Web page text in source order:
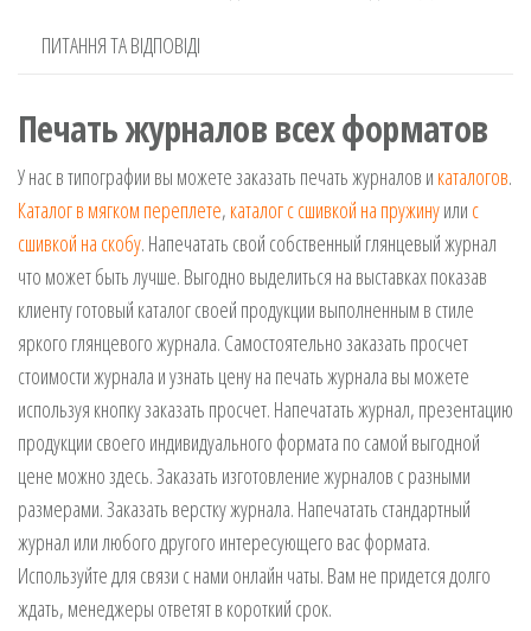
ПИТАННЯ ТА ВІДПОВІДІ
Печать журналов всех форматов
У нас в типографии вы можете заказать печать журналов и каталогов.
Каталог в мягком переплете, каталог с сшивкой на пружинуили с
сшивкой на скобу. Напечатать свой собственный глянцевый журнал
что может быть лучше. Выгодно выделиться на выставках показав
клиенту готовый каталог своей продукции выполненным в стиле
яркого глянцевого журнала. Самостоятельно заказать просчет
стоимости журнала и узнать цену на печать журнала вы можете
используя кнопку заказать просчет. Напечатать журнал, презентацию
продукции своего индивидуального формата по самой выгодной
цене можно здесь. Заказать изготовление журналов с разными
размерами. Заказать верстку журнала. Напечатать стандартный
журнал или любого другого интересующего вас формата.
Используйте для связи с нами онлайн чаты. Вам не придется долго
ждать, менеджеры ответят в короткий срок.